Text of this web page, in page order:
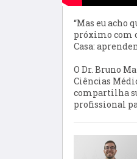
“Mas eu acho
próximo com
Casa:
O Dr. Bruno
Ciências
compartilha
profissional